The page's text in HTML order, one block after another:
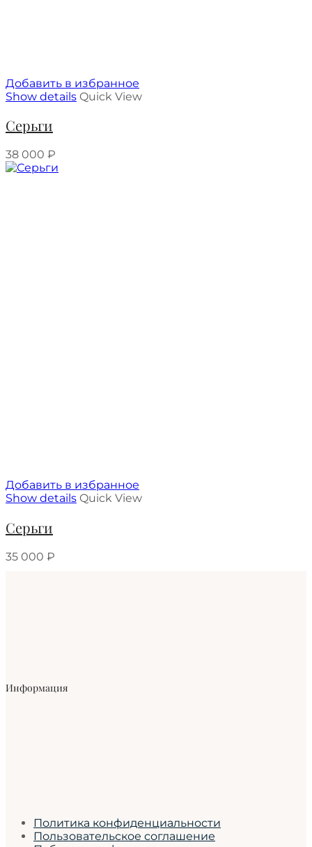
Добавить в избранное
Show details Quick View
Серьги
38 000 ₽
Добавить в избранное
Show details Quick View
Серьги
35 000 ₽
Информация
Политика конфиденциальности
Пользовательское соглашение